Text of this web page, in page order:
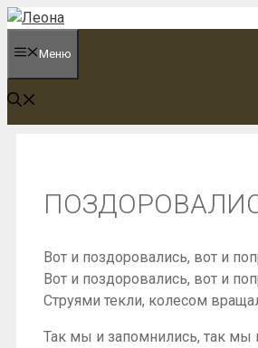
Перейти
содержимому
Меню
Вот и поздоровались, вот и
Вот и поздоровались, вот и
Струями текли, колесом
Так мы и запомнились, так мы